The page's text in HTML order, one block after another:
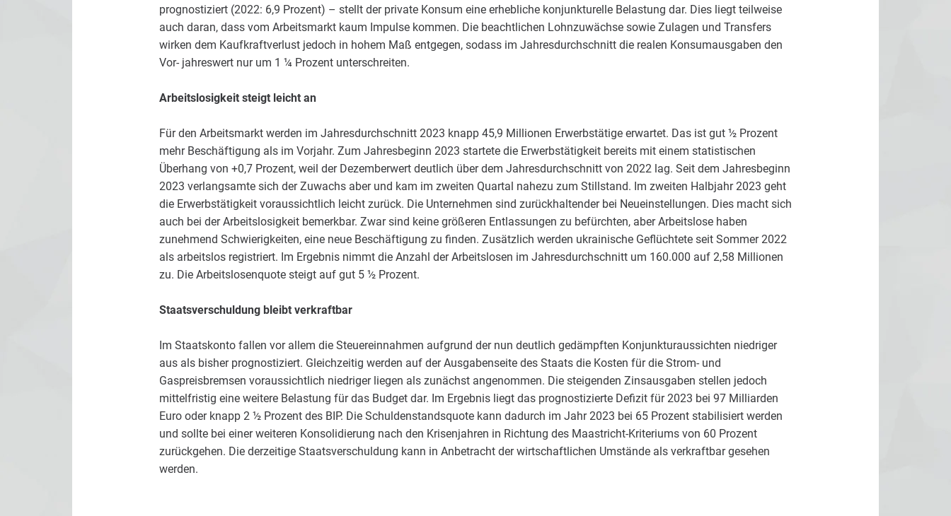
prognostiziert (2022: 6,9 Prozent) – stellt der private Konsum eine erhebliche konjunkturelle Belastung dar. Dies liegt teilweise
auch daran, dass vom Arbeitsmarkt kaum Impulse kommen. Die beachtlichen Lohnzuwächse sowie Zulagen und Transfers
wirken dem Kaufkraftverlust jedoch in hohem Maß entgegen, sodass im Jahresdurchschnitt die realen Konsumausgaben den
Vor- jahreswert nur um 1 ¼ Prozent unterschreiten.
Arbeitslosigkeit steigt leicht an
Für den Arbeitsmarkt werden im Jahresdurchschnitt 2023 knapp 45,9 Millionen Erwerbstätige erwartet. Das ist gut ½ Prozent
mehr Beschäftigung als im Vorjahr. Zum Jahresbeginn 2023 startete die Erwerbstätigkeit bereits mit einem statistischen
Überhang von +0,7 Prozent, weil der Dezemberwert deutlich über dem Jahresdurchschnitt von 2022 lag. Seit dem Jahresbeginn
2023 verlangsamte sich der Zuwachs aber und kam im zweiten Quartal nahezu zum Stillstand. Im zweiten Halbjahr 2023 geht
die Erwerbstätigkeit voraussichtlich leicht zurück. Die Unternehmen sind zurückhaltender bei Neueinstellungen. Dies macht sich
auch bei der Arbeitslosigkeit bemerkbar. Zwar sind keine größeren Entlassungen zu befürchten, aber Arbeitslose haben
zunehmend Schwierigkeiten, eine neue Beschäftigung zu finden. Zusätzlich werden ukrainische Geflüchtete seit Sommer 2022
als arbeitslos registriert. Im Ergebnis nimmt die Anzahl der Arbeitslosen im Jahresdurchschnitt um 160.000 auf 2,58 Millionen
zu. Die Arbeitslosenquote steigt auf gut 5 ½ Prozent.
Staatsverschuldung bleibt verkraftbar
Im Staatskonto fallen vor allem die Steuereinnahmen aufgrund der nun deutlich gedämpften Konjunkturaussichten niedriger
aus als bisher prognostiziert. Gleichzeitig werden auf der Ausgabenseite des Staats die Kosten für die Strom- und
Gaspreisbremsen voraussichtlich niedriger liegen als zunächst angenommen. Die steigenden Zinsausgaben stellen jedoch
mittelfristig eine weitere Belastung für das Budget dar. Im Ergebnis liegt das prognostizierte Defizit für 2023 bei 97 Milliarden
Euro oder knapp 2 ½ Prozent des BIP. Die Schuldenstandsquote kann dadurch im Jahr 2023 bei 65 Prozent stabilisiert werden
und sollte bei einer weiteren Konsolidierung nach den Krisenjahren in Richtung des Maastricht-Kriteriums von 60 Prozent
zurückgehen. Die derzeitige Staatsverschuldung kann in Anbetracht der wirtschaftlichen Umstände als verkraftbar gesehen
werden.